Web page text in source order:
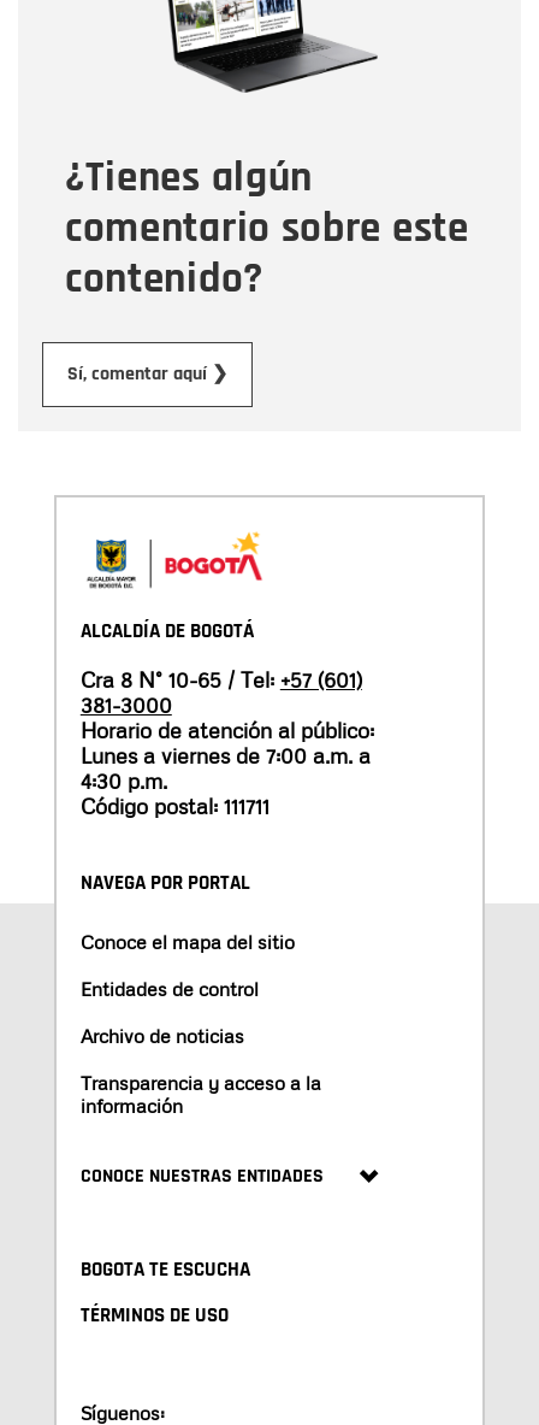
¿Tienes algún
comentario sobre este
contenido?
Sí, comentar aquí ❯
Tipo de comentario
Mensaje
ALCALDÍA DE BOGOTÁ
Cra 8 N° 10-65 / Tel: +57 (601)
381-3000
Horario de atención al público:
Lunes a viernes de 7:00 a.m. a
4:30 p.m.
Código postal: 111711
NAVEGA POR PORTAL
Conoce el mapa del sitio
Entidades de control
Archivo de noticias
Transparencia y acceso a la
información
CONOCE NUESTRAS ENTIDADES
BOGOTA TE ESCUCHA
TÉRMINOS DE USO
Síguenos: